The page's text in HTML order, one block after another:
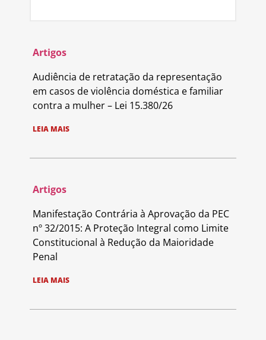
Artigos
Audiência de retratação da representação
em casos de violência doméstica e familiar
contra a mulher – Lei 15.380/26
LEIA MAIS
Artigos
Manifestação Contrária à Aprovação da PEC
nº 32/2015: A Proteção Integral como Limite
Constitucional à Redução da Maioridade
Penal
LEIA MAIS